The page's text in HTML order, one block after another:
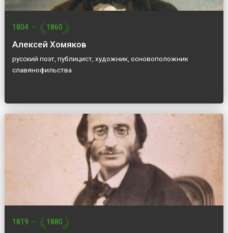
1804 — 1860
Алексей Хомяков
русский поэт, публицист, художник, основоположник
славянофильства
1819 — 1880